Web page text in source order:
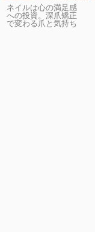
ネイルは心の満足感
への投資。深爪矯正
で変わる爪と気持ち